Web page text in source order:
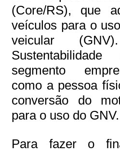
(Core/RS), que
veículos para o
veicular
segmento
como a pessoa
conversão do
para o uso do GNV.
Para fazer o